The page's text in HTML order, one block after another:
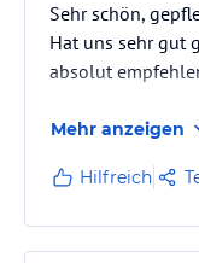
Sehr schön,
Hat uns sehr gut
absolut
Mehr anzeigen
Hilfreich